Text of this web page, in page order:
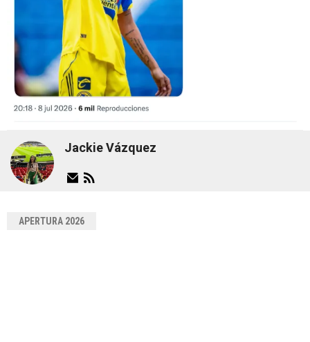
Jackie Vázquez
APERTURA 2026